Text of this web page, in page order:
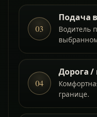
03
Подача
Водитель
04
Дорога /
границе.